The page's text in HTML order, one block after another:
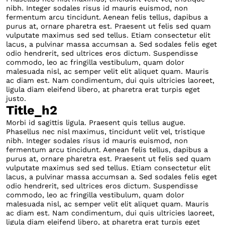
nibh. Integer sodales risus id mauris euismod, non
fermentum arcu tincidunt. Aenean felis tellus, dapibus a
purus at, ornare pharetra est. Praesent ut felis sed quam
vulputate maximus sed sed tellus. Etiam consectetur elit
lacus, a pulvinar massa accumsan a. Sed sodales felis eget
odio hendrerit, sed ultrices eros dictum. Suspendisse
commodo, leo ac fringilla vestibulum, quam dolor
malesuada nisl, ac semper velit elit aliquet quam. Mauris
ac diam est. Nam condimentum, dui quis ultricies laoreet,
ligula diam eleifend libero, at pharetra erat turpis eget
justo.
Title_h2
Morbi id sagittis ligula. Praesent quis tellus augue.
Phasellus nec nisl maximus, tincidunt velit vel, tristique
nibh. Integer sodales risus id mauris euismod, non
fermentum arcu tincidunt. Aenean felis tellus, dapibus a
purus at, ornare pharetra est. Praesent ut felis sed quam
vulputate maximus sed sed tellus. Etiam consectetur elit
lacus, a pulvinar massa accumsan a. Sed sodales felis eget
odio hendrerit, sed ultrices eros dictum. Suspendisse
commodo, leo ac fringilla vestibulum, quam dolor
malesuada nisl, ac semper velit elit aliquet quam. Mauris
ac diam est. Nam condimentum, dui quis ultricies laoreet,
ligula diam eleifend libero, at pharetra erat turpis eget